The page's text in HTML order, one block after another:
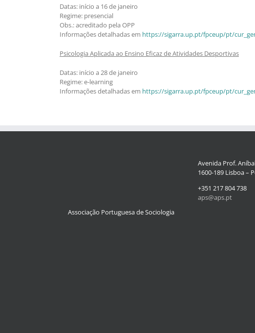
Datas: início a 16 de janeiro
Regime: presencial
Obs.: acreditado pela OPP
Informações detalhadas em https://sigarra.up.pt/fpceup/pt/
Psicologia Aplicada ao Ensino Eficaz de Atividades Desportivas
Datas: início a 28 de janeiro
Regime: e-learning
Informações detalhadas em https://sigarra.up.pt/fpceup/pt/
Associação Portuguesa de Sociologia
Avenida Prof.
1600-189 Lisboa –
+351 217 804 738
aps@aps.pt